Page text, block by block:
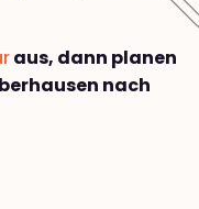
aus, dann planen
nach